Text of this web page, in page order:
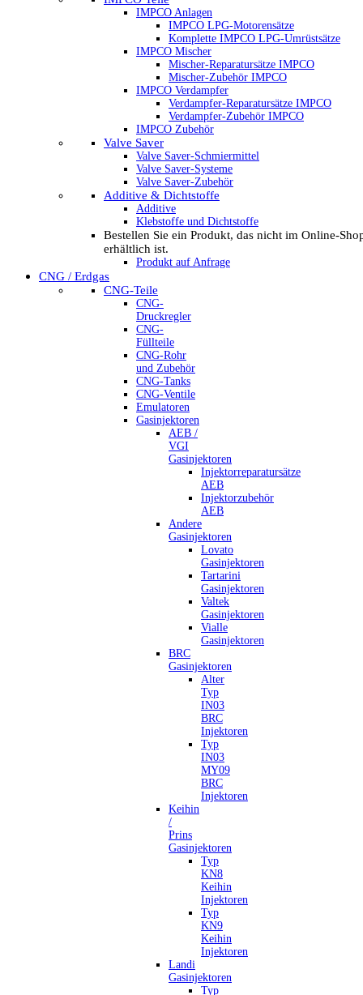
IMPCO Anlagen
IMPCO LPG-Motorensätze
Komplette IMPCO LPG-Umrüstsätze
IMPCO Mischer
Mischer-Reparatursätze IMPCO
Mischer-Zubehör IMPCO
IMPCO Verdampfer
Verdampfer-Reparatursätze IMPCO
Verdampfer-Zubehör IMPCO
IMPCO Zubehör
Valve Saver
Valve Saver-Schmiermittel
Valve Saver-Systeme
Valve Saver-Zubehör
Additive & Dichtstoffe
Additive
Klebstoffe und Dichtstoffe
Bestellen Sie ein Produkt, das nicht im Online-
erhältlich ist.
Produkt auf Anfrage
CNG / Erdgas
CNG-Teile
CNG-
Druckregler
CNG-
Füllteile
CNG-Rohr
und Zubehör
CNG-Tanks
CNG-Ventile
Emulatoren
Gasinjektoren
AEB /
VGI
Gasinjektoren
Injektorreparatursätze
AEB
Injektorzubehör
AEB
Andere
Gasinjektoren
Lovato
Gasinjektoren
Tartarini
Gasinjektoren
Valtek
Gasinjektoren
Vialle
Gasinjektoren
BRC
Gasinjektoren
Alter
Typ
IN03
BRC
Injektoren
Typ
IN03
MY09
BRC
Injektoren
Keihin
/
Prins
Gasinjektoren
Typ
KN8
Keihin
Injektoren
Typ
KN9
Keihin
Injektoren
Landi
Gasinjektoren
Typ